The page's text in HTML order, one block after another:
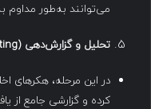
می‌توانند به‌طور مداوم
تحلیل و گزارش‌دهی (Analysis and Reporting):
در این مرحله، هکرهای
کرده و گزارشی جامع از